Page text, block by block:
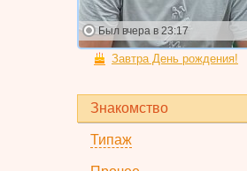
Был вчера в 23:17
Завтра День рождения!
Знакомство
Типаж